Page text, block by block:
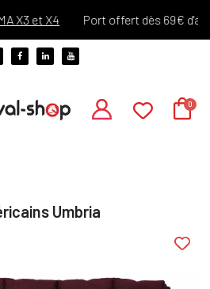
X3 et X4 Port offert dès 69€
Umbria